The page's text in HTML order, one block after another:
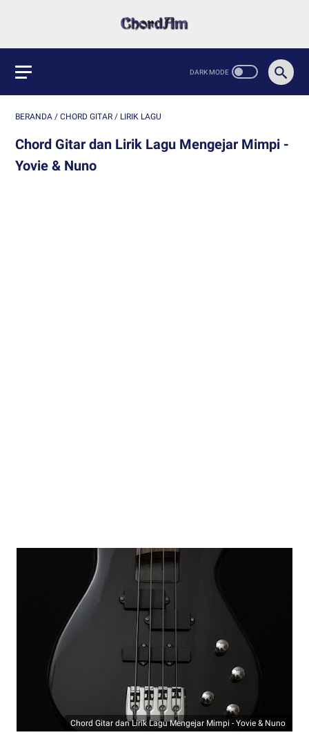
BERANDA / CHORD GITAR / LIRIK LAGU
Chord Gitar dan Lirik Lagu Mengejar Mimpi -
Yovie & Nuno
Chord Gitar dan Lirik Lagu Mengejar Mimpi - Yovie & Nuno